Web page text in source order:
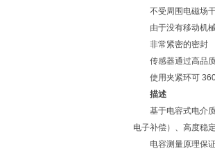
不受周围电磁场
由于没有移动机械
非常紧密的密封
传感器通过高品质
使用夹紧环可
描述
基于电容式电介质
电子补偿）、高度稳
电容测量原理保证